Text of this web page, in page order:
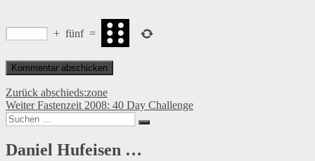
+ fünf =
Beitragsnavigation
Zurück Vorheriger
Beitrag:
abschieds:zone
Weiter Nächster
Beitrag:
Fastenzeit 2008: 40 Day Challenge
Suchen
nach:
Suchen
Daniel Hufeisen …